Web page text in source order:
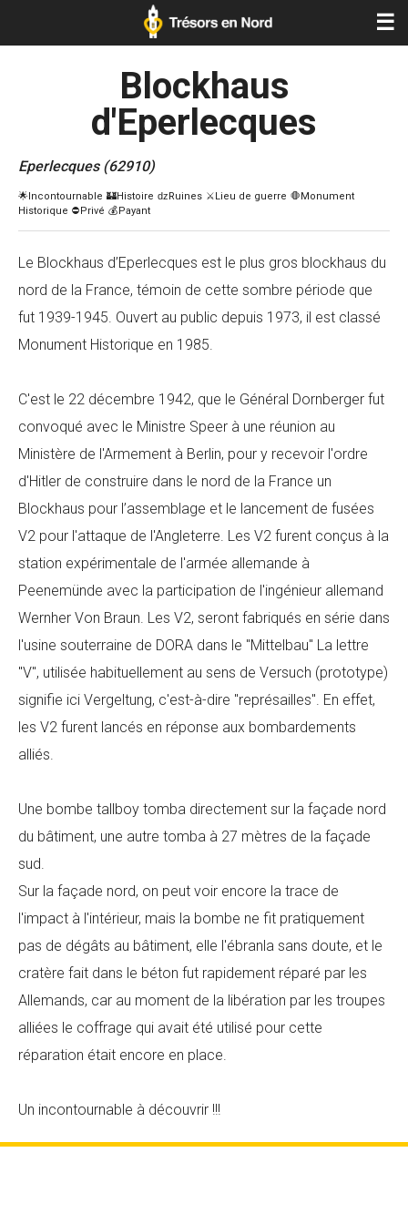
☰
Blockhaus
d'Eperlecques
Eperlecques (62910)
Le Blockhaus d’Eperlecques est le plus gros blockhaus du
nord de la France, témoin de cette sombre période que
fut 1939-1945. Ouvert au public depuis 1973, il est classé
Monument Historique en 1985.
C'est le 22 décembre 1942, que le Général Dornberger fut
convoqué avec le Ministre Speer à une réunion au
Ministère de l'Armement à Berlin, pour y recevoir l'ordre
d'Hitler de construire dans le nord de la France un
Blockhaus pour l’assemblage et le lancement de fusées
V2 pour l'attaque de l'Angleterre. Les V2 furent conçus à la
station expérimentale de l'armée allemande à
Peenemünde avec la participation de l'ingénieur allemand
Wernher Von Braun. Les V2, seront fabriqués en série dans
l'usine souterraine de DORA dans le "Mittelbau" La lettre
"V", utilisée habituellement au sens de Versuch (prototype)
signifie ici Vergeltung, c'est-à-dire "représailles". En effet,
les V2 furent lancés en réponse aux bombardements
alliés.
Une bombe tallboy tomba directement sur la façade nord
du bâtiment, une autre tomba à 27 mètres de la façade
sud.
Sur la façade nord, on peut voir encore la trace de
l'impact à l'intérieur, mais la bombe ne fit pratiquement
pas de dégâts au bâtiment, elle l'ébranla sans doute, et le
cratère fait dans le béton fut rapidement réparé par les
Allemands, car au moment de la libération par les troupes
alliées le coffrage qui avait été utilisé pour cette
réparation était encore en place.
Un incontournable à découvrir !!!